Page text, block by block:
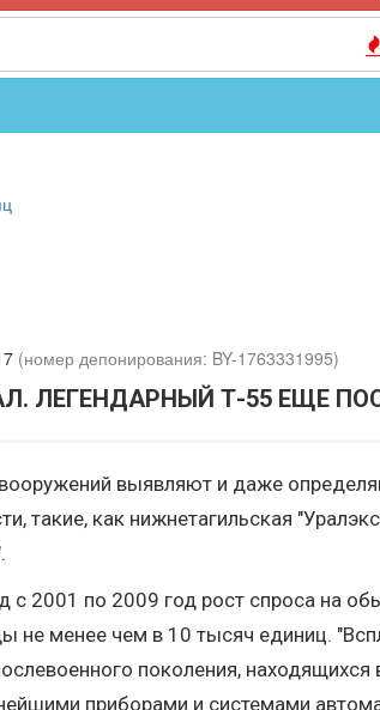
(номер депонирования: BY-1763331995)
ЛЕГЕНДАРНЫЙ Т-55 ЕЩЕ
выявляют и даже
такие, как нижнетагильская
с 2001 по 2009 год рост спроса на
не менее чем в 10 тысяч единиц.
поколения,
приборами и системами